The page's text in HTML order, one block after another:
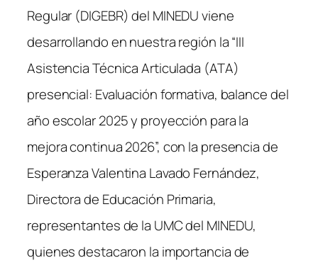
Regular (DIGEBR) del MINEDU viene
desarrollando en nuestra región la “III
Asistencia Técnica Articulada (ATA)
presencial: Evaluación formativa, balance del
año escolar 2025 y proyección para la
mejora continua 2026”, con la presencia de
Esperanza Valentina Lavado Fernández,
Directora de Educación Primaria,
representantes de la UMC del MINEDU,
quienes destacaron la importancia de